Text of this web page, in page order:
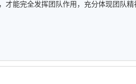
才能完全发挥团队作用，充分体现团队精